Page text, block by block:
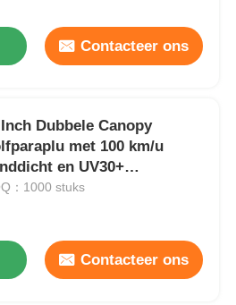
Contacteer ons
Dubbele Canopy
met 100 km/u
en UV30+
：1000 stuks
Contacteer ons